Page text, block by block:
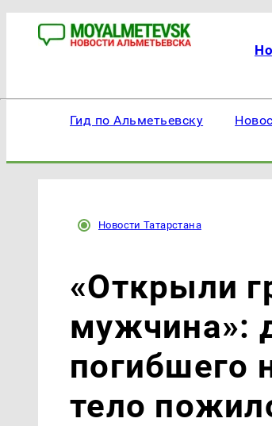
Гид по Альметьевску
Новости Татарстана
«Открыли
мужчина»:
погибшего
тело